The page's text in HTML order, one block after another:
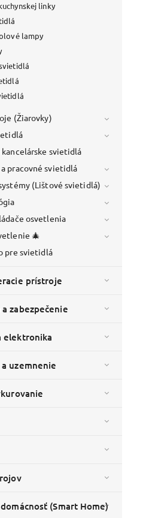
linky
lampy
(Žiarovky)
kancelárske svietidlá
pracovné svietidlá
(Lištové svietidlá)
osvetlenia
🎄
pre svietidlá
prístroje
zabezpečenie
elektronika
uzemnenie
(Smart Home)